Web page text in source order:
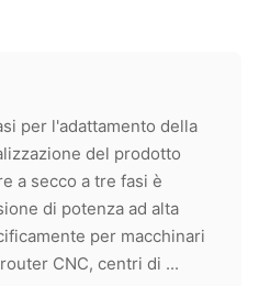
per l'adattamento della
del prodotto
a secco a tre fasi è
di potenza ad alta
per macchinari
CNC, centri di ...